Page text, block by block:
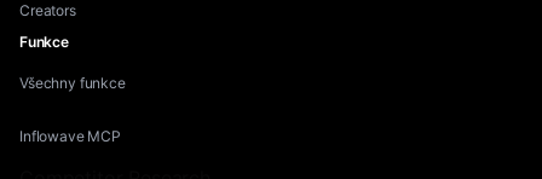
Creators
Funkce
Všechny funkce
Inflowave MCP